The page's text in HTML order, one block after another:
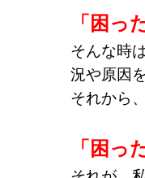
「困っ
そんな時
況や原因
それから
「困っ